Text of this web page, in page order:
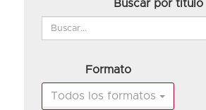
Buscar por título
Formato
Todos los formatos